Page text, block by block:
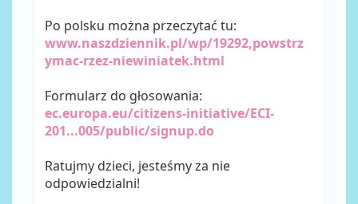
Po polsku można przeczytać tu:
www.naszdziennik.pl/wp/19292,powstrz
ymac-rzez-niewiniatek.html
Formularz do głosowania:
ec.europa.eu/citizens-initiative/ECI-
201...005/public/signup.do
Ratujmy dzieci, jesteśmy za nie
odpowiedzialni!